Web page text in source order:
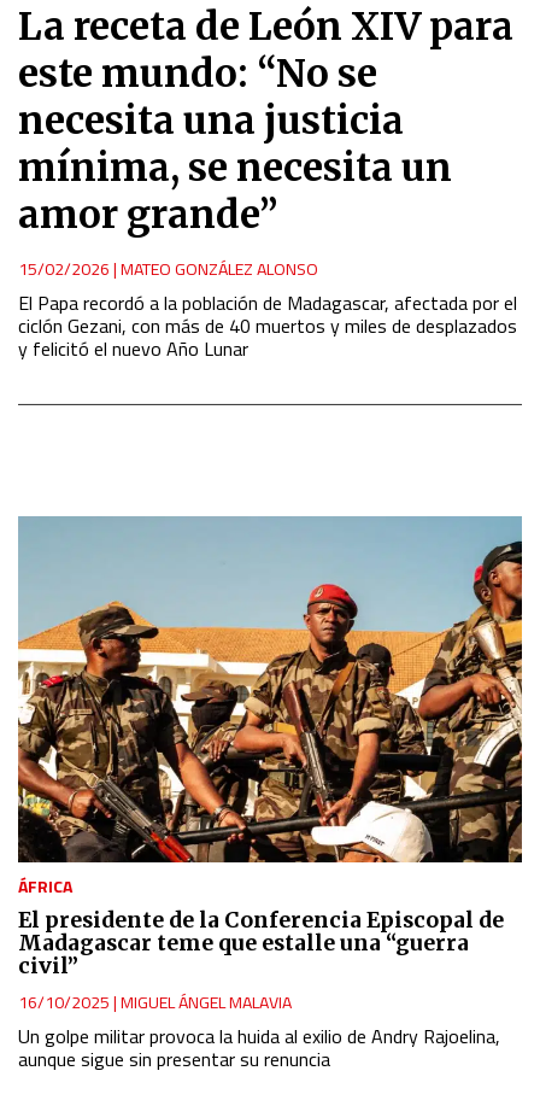
La receta de León XIV para
este mundo: “No se
necesita una justicia
mínima, se necesita un
amor grande”
15/02/2026|MATEO GONZÁLEZ ALONSO
El Papa recordó a la población de Madagascar, afectada por el
ciclón Gezani, con más de 40 muertos y miles de desplazados
y felicitó el nuevo Año Lunar
ÁFRICA
El presidente de la Conferencia Episcopal de
Madagascar teme que estalle una “guerra
civil”
16/10/2025|MIGUEL ÁNGEL MALAVIA
Un golpe militar provoca la huida al exilio de Andry Rajoelina,
aunque sigue sin presentar su renuncia